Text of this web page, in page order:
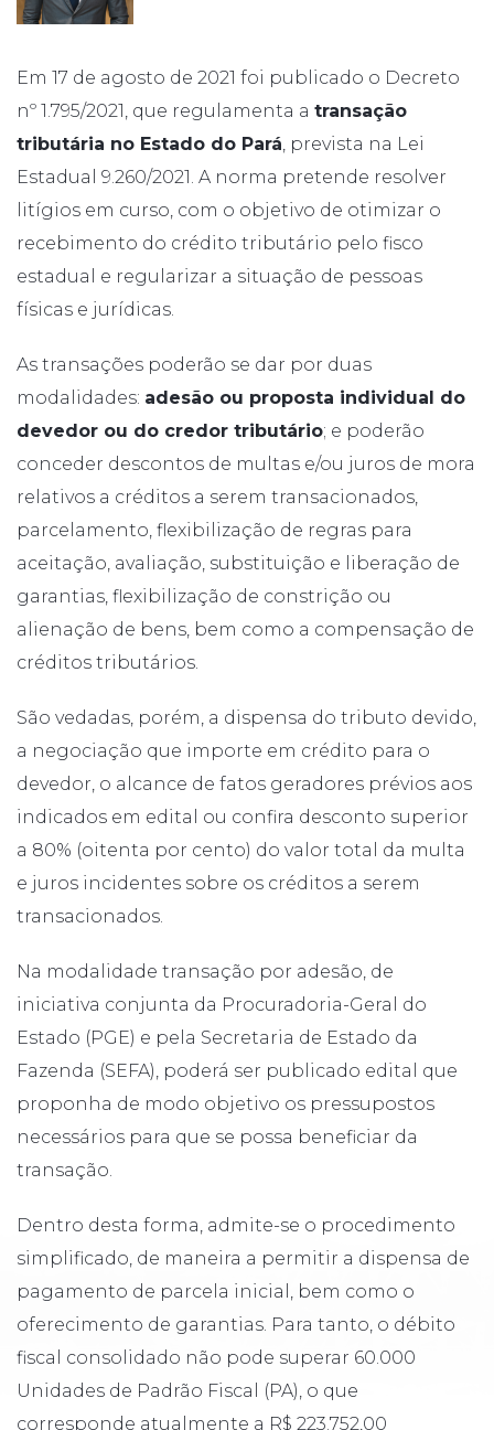
Em 17 de agosto de 2021 foi publicado o Decreto
nº 1.795/2021, que regulamenta a transação
tributária no Estado do Pará , prevista na Lei
Estadual 9.260/2021. A norma pretende resolver
litígios em curso, com o objetivo de otimizar o
recebimento do crédito tributário pelo fisco
estadual e regularizar a situação de pessoas
físicas e jurídicas.
As transações poderão se dar por duas
modalidades: adesão ou proposta individual do
devedor ou do credor tributário; e poderão
conceder descontos de multas e/ou juros de mora
relativos a créditos a serem transacionados,
parcelamento, flexibilização de regras para
aceitação, avaliação, substituição e liberação de
garantias, flexibilização de constrição ou
alienação de bens, bem como a compensação de
créditos tributários.
São vedadas, porém, a dispensa do tributo devido,
a negociação que importe em crédito para o
devedor, o alcance de fatos geradores prévios aos
indicados em edital ou confira desconto superior
a 80% (oitenta por cento) do valor total da multa
e juros incidentes sobre os créditos a serem
transacionados.
Na modalidade transação por adesão, de
iniciativa conjunta da Procuradoria-Geral do
Estado (PGE) e pela Secretaria de Estado da
Fazenda (SEFA), poderá ser publicado edital que
proponha de modo objetivo os pressupostos
necessários para que se possa beneficiar da
transação.
Dentro desta forma, admite-se o procedimento
simplificado, de maneira a permitir a dispensa de
pagamento de parcela inicial, bem como o
oferecimento de garantias. Para tanto, o débito
fiscal consolidado não pode superar 60.000
Unidades de Padrão Fiscal (PA), o que
corresponde atualmente a R$ 223.752,00